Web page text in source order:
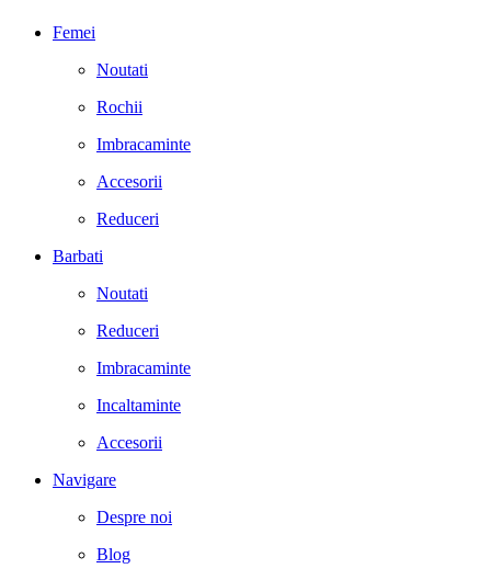
Femei
Noutati
Rochii
Imbracaminte
Accesorii
Reduceri
Barbati
Noutati
Reduceri
Imbracaminte
Incaltaminte
Accesorii
Navigare
Despre noi
Blog